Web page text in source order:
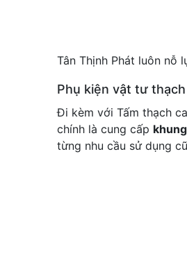
Tân Thịnh Phát luôn nỗ
Phụ kiện vật tư
Đi kèm với Tấm thạch
chính là cung cấp
từng nhu cầu sử dụng